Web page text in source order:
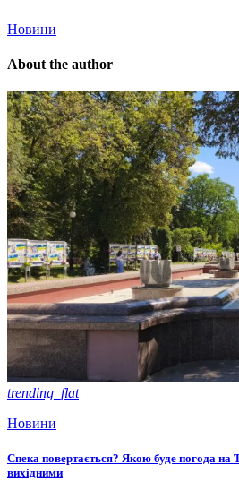
Новини
About the author
trending_flat
Новини
Спека повертається? Якою буде погода на
вихідними